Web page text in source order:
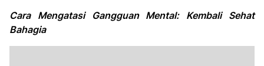
Cara Mengatasi Gangguan Mental: Kembali Sehat
Bahagia